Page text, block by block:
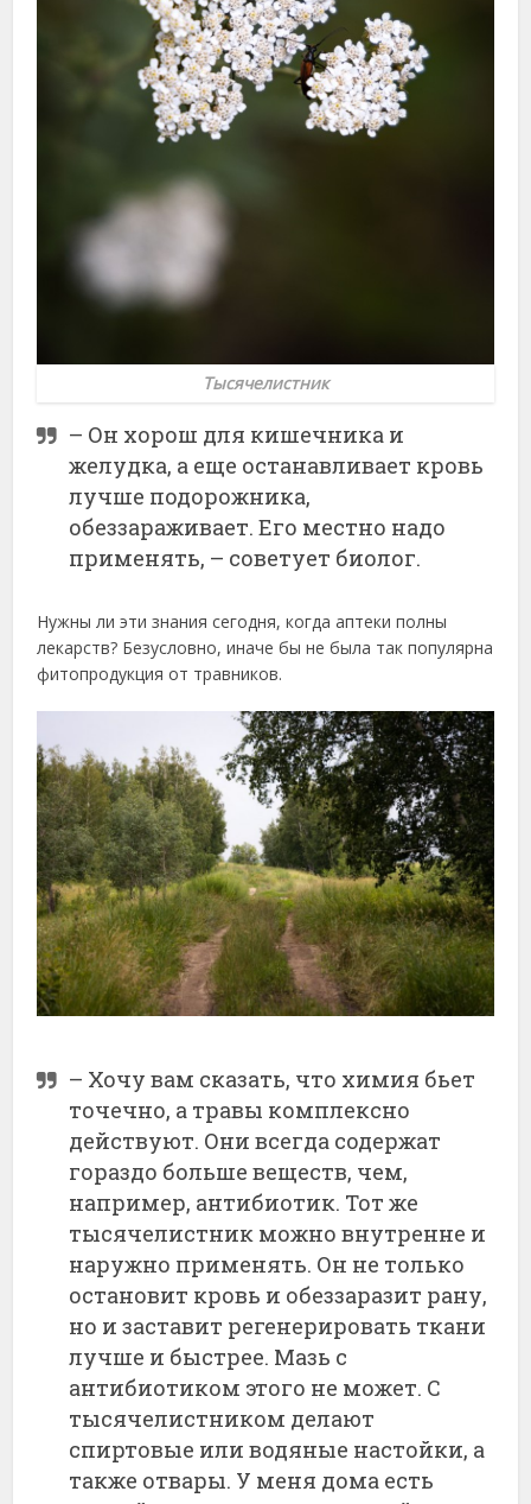
Тысячелистник
– Он хорош для кишечника и
желудка, а еще останавливает кровь
лучше подорожника,
обеззараживает. Его местно надо
применять, – советует биолог.
Нужны ли эти знания сегодня, когда аптеки полны
лекарств? Безусловно, иначе бы не была так популярна
фитопродукция от травников.
– Хочу вам сказать, что химия бьет
точечно, а травы комплексно
действуют. Они всегда содержат
гораздо больше веществ, чем,
например, антибиотик. Тот же
тысячелистник можно внутренне и
наружно применять. Он не только
остановит кровь и обеззаразит рану,
но и заставит регенерировать ткани
лучше и быстрее. Мазь с
антибиотиком этого не может. С
тысячелистником делают
спиртовые или водяные настойки, а
также отвары. У меня дома есть